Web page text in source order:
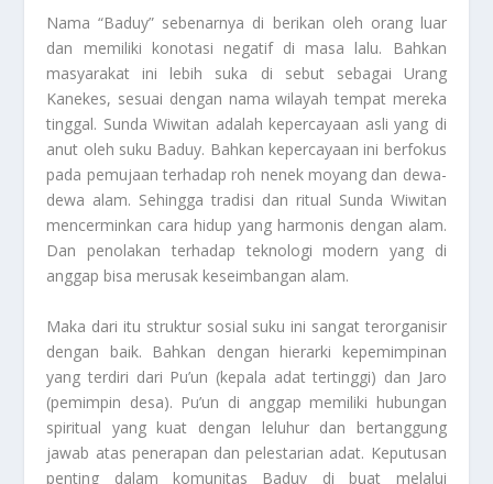
Nama “Baduy” sebenarnya di berikan oleh orang luar
dan memiliki konotasi negatif di masa lalu. Bahkan
masyarakat ini lebih suka di sebut sebagai Urang
Kanekes, sesuai dengan nama wilayah tempat mereka
tinggal. Sunda Wiwitan adalah kepercayaan asli yang di
anut oleh suku Baduy. Bahkan kepercayaan ini berfokus
pada pemujaan terhadap roh nenek moyang dan dewa-
dewa alam. Sehingga tradisi dan ritual Sunda Wiwitan
mencerminkan cara hidup yang harmonis dengan alam.
Dan penolakan terhadap teknologi modern yang di
anggap bisa merusak keseimbangan alam.
Maka dari itu struktur sosial suku ini sangat terorganisir
dengan baik. Bahkan dengan hierarki kepemimpinan
yang terdiri dari Pu’un (kepala adat tertinggi) dan Jaro
(pemimpin desa). Pu’un di anggap memiliki hubungan
spiritual yang kuat dengan leluhur dan bertanggung
jawab atas penerapan dan pelestarian adat. Keputusan
penting dalam komunitas Baduy di buat melalui